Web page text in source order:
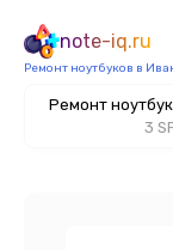
note-iq.ru
Ремонт ноутбуков в
Ремонт
3